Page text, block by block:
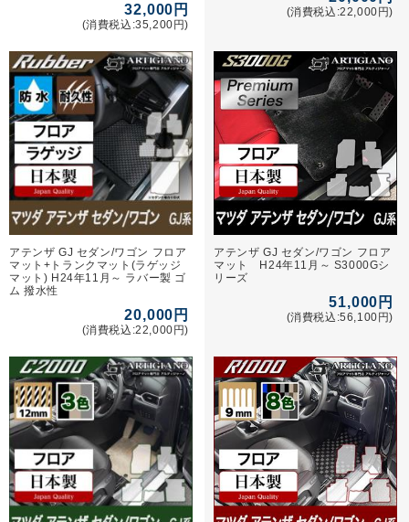
32,000円
(消費税込:35,200円)
(消費税込:22,000円)
アテンザ GJ セダン/ワゴン フロア
マット+トランクマット(ラゲッジ
マット) H24年11月～ ラバー製 ゴ
ム 撥水性
20,000円
(消費税込:22,000円)
アテンザ GJ セダン/ワゴン フロア
マット H24年11月～ S3000Gシ
リーズ
51,000円
(消費税込:56,100円)